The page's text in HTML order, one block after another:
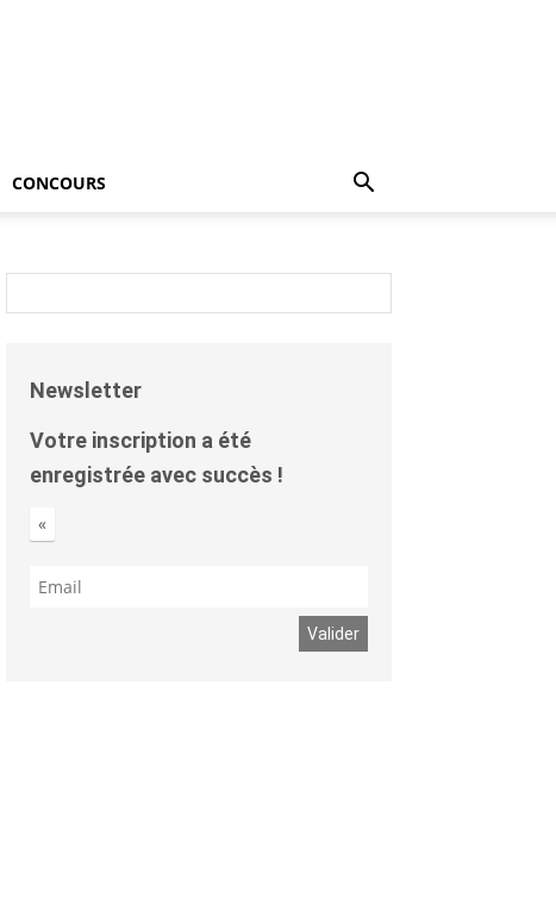
CONCOURS
Newsletter
Votre inscription a été
enregistrée avec succès !
«